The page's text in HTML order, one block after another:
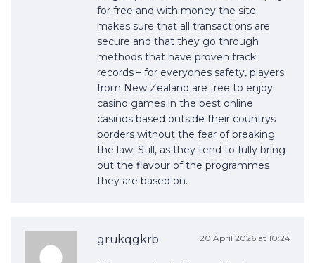
for free and with money the site
makes sure that all transactions are
secure and that they go through
methods that have proven track
records – for everyones safety, players
from New Zealand are free to enjoy
casino games in the best online
casinos based outside their countrys
borders without the fear of breaking
the law. Still, as they tend to fully bring
out the flavour of the programmes
they are based on.
grukqgkrb 20 April 2026 at 10:24